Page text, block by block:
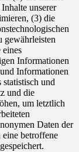
unserer
(3) die
gewährleisten
Informationen
Informationen
und
und die
um letztlich
Daten der
betroffene